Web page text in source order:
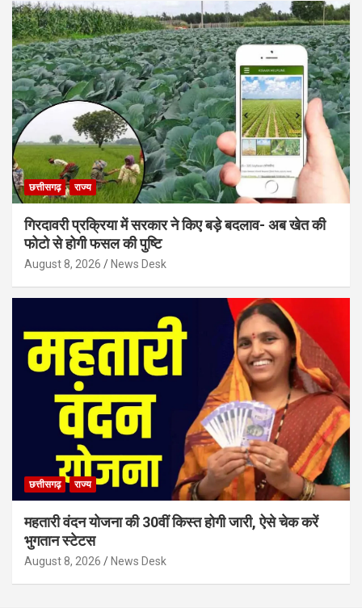
छत्तीसगढ़ राज्य
गिरदावरी प्रक्रिया में सरकार ने किए बड़े बदलाव- अब खेत की
फोटो से होगी फसल की पुष्टि
August 8, 2026 News Desk
छत्तीसगढ़ राज्य
महतारी वंदन योजना की 30वीं किस्त होगी जारी, ऐसे चेक करें
भुगतान स्टेटस
August 8, 2026 News Desk